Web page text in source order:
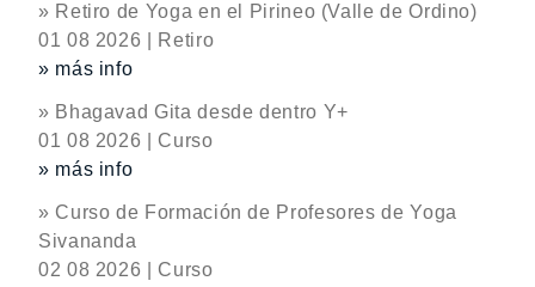
» Retiro de Yoga en el Pirineo (Valle de Ordino)
01 08 2026 | Retiro
» más info
» Bhagavad Gita desde dentro Y+
01 08 2026 | Curso
» más info
» Curso de Formación de Profesores de Yoga
Sivananda
02 08 2026 | Curso